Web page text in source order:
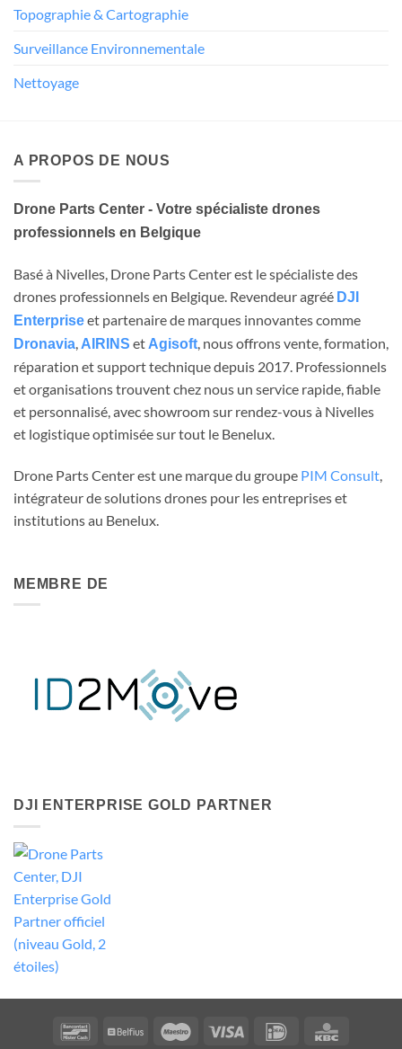
Topographie & Cartographie
Surveillance Environnementale
Nettoyage
A PROPOS DE NOUS
Drone Parts Center - Votre spécialiste drones
professionnels en Belgique
Basé à Nivelles, Drone Parts Center est le spécialiste des
drones professionnels en Belgique. Revendeur agréé DJI
Enterpriseet partenaire de marques innovantes comme
Dronavia, AIRINS et Agisoft, nous offrons vente, formation,
réparation et support technique depuis 2017. Professionnels
et organisations trouvent chez nous un service rapide, fiable
et personnalisé, avec showroom sur rendez-vous à Nivelles
et logistique optimisée sur tout le Benelux.
Drone Parts Center est une marque du groupe PIM Consult,
intégrateur de solutions drones pour les entreprises et
institutions au Benelux.
MEMBRE DE
DJI ENTERPRISE GOLD PARTNER
BancontactBelfius Maestro Visa Idéal